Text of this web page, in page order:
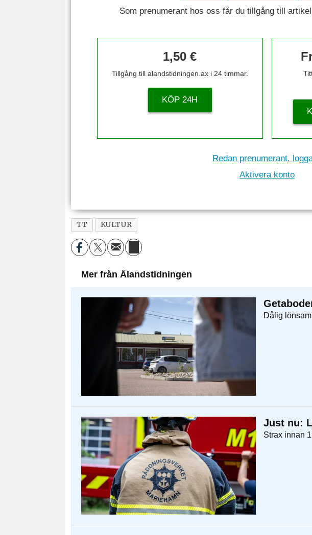
Som prenumerant hos oss får du tillgång till
1,50 €
Tillgång till alandstidningen.ax i 24 timmar.
KÖP 24H
Redan prenumerant,
Aktivera konto
TT KULTUR